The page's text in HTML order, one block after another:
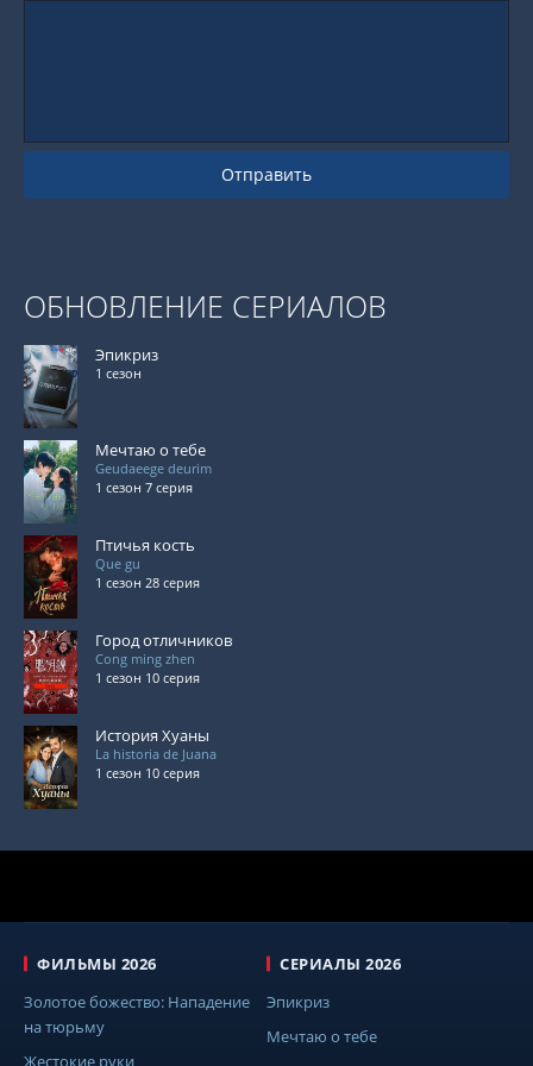
Отправить
ОБНОВЛЕНИЕ СЕРИАЛОВ
Эпикриз
1 сезон
Мечтаю о тебе
Geudaeege deurim
1 сезон 7 серия
Птичья кость
Que gu
1 сезон 28 серия
Город отличников
Cong ming zhen
1 сезон 10 серия
История Хуаны
La historia de Juana
1 сезон 10 серия
ФИЛЬМЫ 2026
Золотое божество: Нападение
на тюрьму
Жестокие руки
СЕРИАЛЫ 2026
Эпикриз
Мечтаю о тебе